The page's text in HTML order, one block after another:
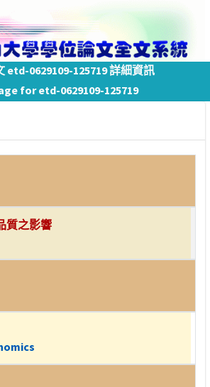
etd-0629109-125719 詳細資訊
for etd-0629109-125719
質之影響